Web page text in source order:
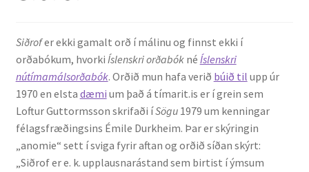
Myndir
Kennsla
Kennd námskeið
Kennsluefni
Siðrofer ekki gamalt orð í málinu og finnst ekki í
orðabókum, hvorki Íslenskri orðabókné Íslenskri
nútímamálsorðabók. Orðið mun hafa verið búið til upp úr
1970 en elsta dæmi um það á tímarit.is er í grein sem
Loftur Guttormsson skrifaði íSögu1979 um kenningar
félagsfræðingsins Émile Durkheim. Þar er skýringin
„anomie“ sett í sviga fyrir aftan og orðið síðan skýrt:
„Siðrof er e. k. upplausnarástand sem birtist í ýmsum